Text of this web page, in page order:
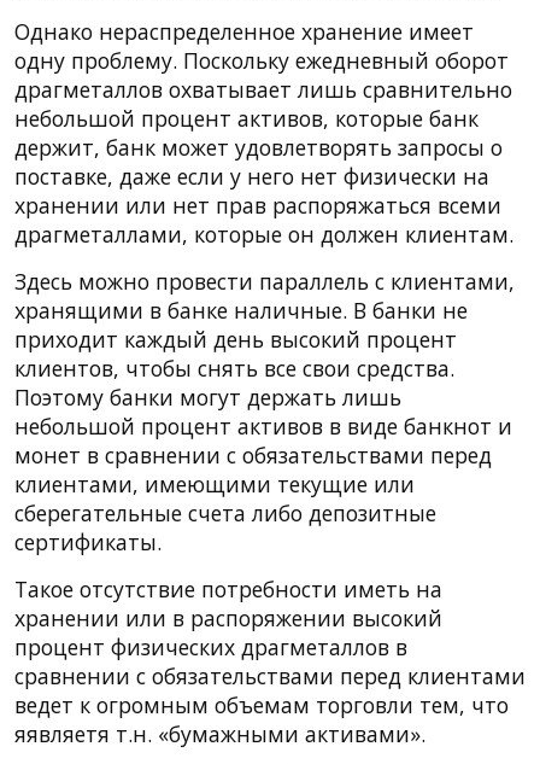
Однако нераспределенное хранение имеет
одну проблему. Поскольку ежедневный оборот
драгметаллов охватывает лишь сравнительно
небольшой процент активов, которые банк
держит, банк может удовлетворять запросы о
поставке, даже если у него нет физически на
хранении или нет прав распоряжаться всеми
драгметаллами, которые он должен клиентам.
Здесь можно провести параллель с клиентами,
хранящими в банке наличные. В банки не
приходит каждый день высокий процент
клиентов, чтобы снять все свои средства.
Поэтому банки могут держать лишь
небольшой процент активов в виде банкнот и
монет в сравнении с обязательствами перед
клиентами, имеющими текущие или
сберегательные счета либо депозитные
сертификаты.
Такое отсутствие потребности иметь на
хранении или в распоряжении высокий
процент физических драгметаллов в
сравнении с обязательствами перед клиентами
ведет к огромным объемам торговли тем, что
яявляетя т.н. «бумажными активами».